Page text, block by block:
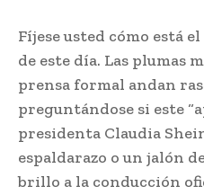
Fíjese usted cómo está
de este día. Las plumas
prensa formal andan
preguntándose si este
presidenta Claudia
espaldarazo o un jalón
brillo a la conducción